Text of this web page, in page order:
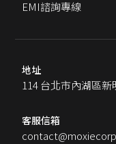
EMI諮詢專線
地址
114 台北市內湖區新
客服信箱